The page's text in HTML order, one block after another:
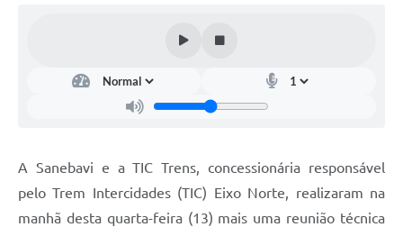
Arquivos para Download
Contas Públicas
A Sanebavi e a TIC Trens, concessionária responsável
pelo Trem Intercidades (TIC) Eixo Norte, realizaram na
manhã desta quarta-feira (13) mais uma reunião técnica